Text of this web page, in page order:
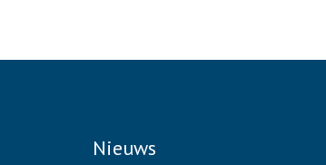
Nieuws